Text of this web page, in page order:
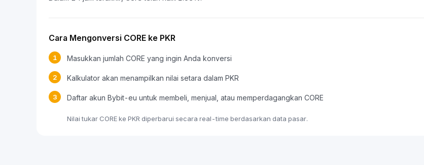
Cara Mengonversi CORE ke PKR
1 Masukkan jumlah CORE yang ingin Anda konversi
2 Kalkulator akan menampilkan nilai setara dalam PKR
3 Daftar akun Bybit-eu untuk membeli, menjual, atau memperdagangkan CORE
Nilai tukar CORE ke PKR diperbarui secara real-time berdasarkan data pasar.